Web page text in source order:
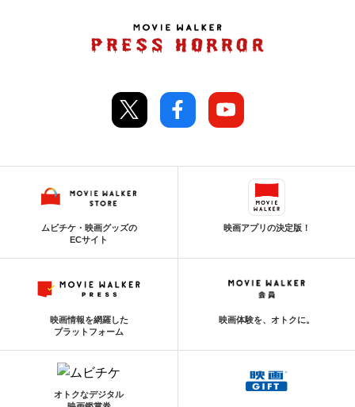
ムビチケ・映画グッズの
ECサイト
映画アプリの決定版！
映画情報を網羅した
プラットフォーム
映画体験を、オトクに。
オトクなデジタル